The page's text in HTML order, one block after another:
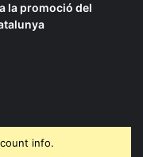
la promoció del
info.